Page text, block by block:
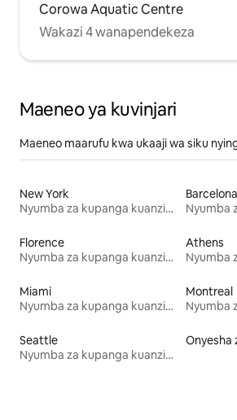
Corowa Aquatic Centre
Wakazi 4 wanapendekeza
Maeneo ya kuvinjari
Maeneo maarufu kwa ukaaji wa siku
New York
Nyumba za kupanga kuanzia mwezi mmoja
Barcelona
Florence
Nyumba za kupanga kuanzia mwezi mmoja
Athens
Miami
Nyumba za kupanga kuanzia mwezi mmoja
Montreal
Seattle
Nyumba za kupanga kuanzia mwezi mmoja
Onyesha